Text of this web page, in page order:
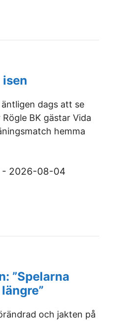
isen
dags att se
BK gästar Vida
hemma
- 2026-08-04
”Spelarna
och jakten på